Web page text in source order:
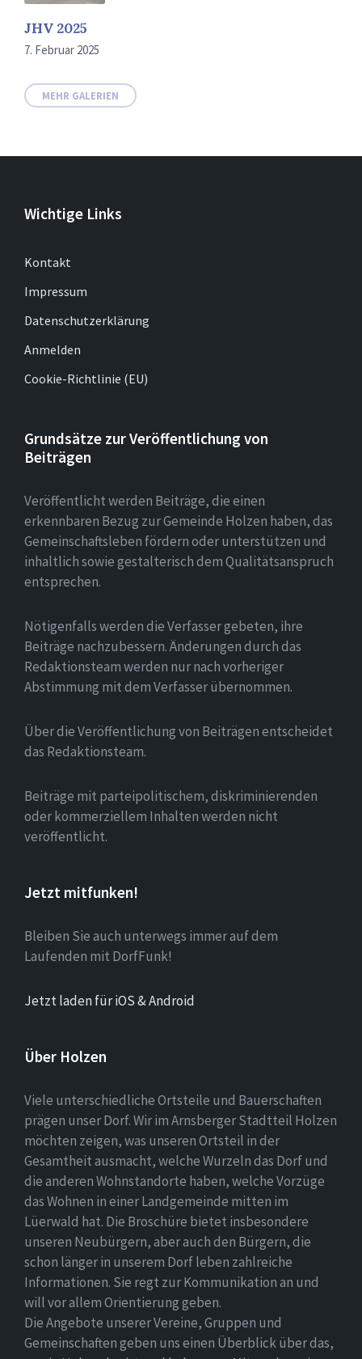
JHV 2025
7. Februar 2025
MEHR GALERIEN
Wichtige Links
Kontakt
Impressum
Datenschutzerklärung
Anmelden
Cookie-Richtlinie (EU)
Grundsätze zur Veröffentlichung von
Beiträgen
Veröffentlicht werden Beiträge, die einen
erkennbaren Bezug zur Gemeinde Holzen haben, das
Gemeinschaftsleben fördern oder unterstützen und
inhaltlich sowie gestalterisch dem Qualitätsanspruch
entsprechen.
Nötigenfalls werden die Verfasser gebeten, ihre
Beiträge nachzubessern. Änderungen durch das
Redaktionsteam werden nur nach vorheriger
Abstimmung mit dem Verfasser übernommen.
Über die Veröffentlichung von Beiträgen entscheidet
das Redaktionsteam.
Beiträge mit parteipolitischem, diskriminierenden
oder kommerziellem Inhalten werden nicht
veröffentlicht.
Jetzt mitfunken!
Bleiben Sie auch unterwegs immer auf dem
Laufenden mit DorfFunk!
Jetzt laden für iOS & Android
Über Holzen
Viele unterschiedliche Ortsteile und Bauerschaften
prägen unser Dorf. Wir im Arnsberger Stadtteil Holzen
möchten zeigen, was unseren Ortsteil in der
Gesamtheit ausmacht, welche Wurzeln das Dorf und
die anderen Wohnstandorte haben, welche Vorzüge
das Wohnen in einer Landgemeinde mitten im
Lüerwald hat. Die Broschüre bietet insbesondere
unseren Neubürgern, aber auch den Bürgern, die
schon länger in unserem Dorf leben zahlreiche
Informationen. Sie regt zur Kommunikation an und
will vor allem Orientierung geben.
Die Angebote unserer Vereine, Gruppen und
Gemeinschaften geben uns einen Überblick über das,